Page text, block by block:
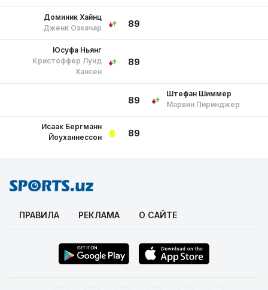
89
Доминик Хайнц
Дженк Озкачар
89
Юсуфа Ньянг
Кристоффер Лунд
Хансен
89
Штефан Шиммер
Марвин Пиринджер
89
Исаак Бергманн
Йоуханнессон
ПРАВИЛА РЕКЛАМА О САЙТЕ